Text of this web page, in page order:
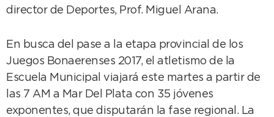
director de Deportes, Prof. Miguel Arana.
En busca del pase a la etapa provincial de los
Juegos Bonaerenses 2017, el atletismo de la
Escuela Municipal viajará este martes a partir de
las 7 AM a Mar Del Plata con 35 jóvenes
exponentes, que disputarán la fase regional. La